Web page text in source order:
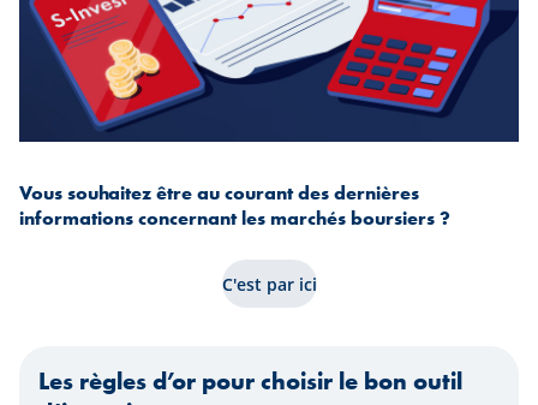
Vous souhaitez être au courant des dernières
informations concernant les marchés boursiers ?
C'est par ici
Les règles d’or pour choisir le bon outil